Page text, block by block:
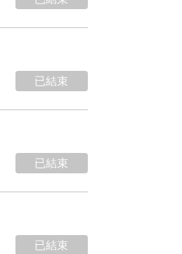
已結束
已結束
已結束